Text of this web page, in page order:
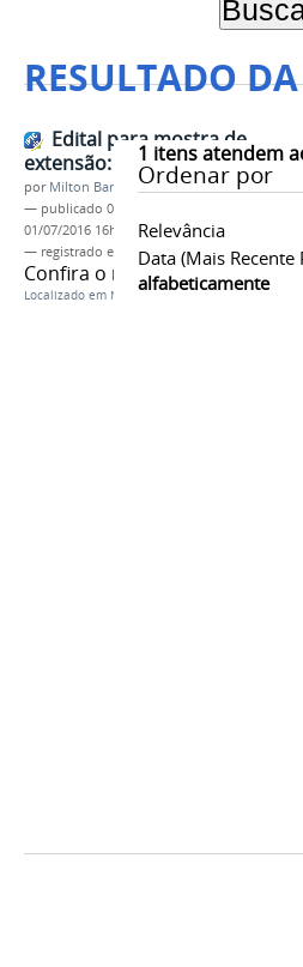
RESULTADO
1 itens atendem
Ordenar por
Relevância
Data (mais
alfabeticamente
Edital para mostra de
extensão: resultado final
por Milton Barros
— publicado 01/07/2016
01/07/2016 16h41
— registrado em:
PROEX EXTENSÂO
Confira o resultado da seleção
Localizado em Notícias